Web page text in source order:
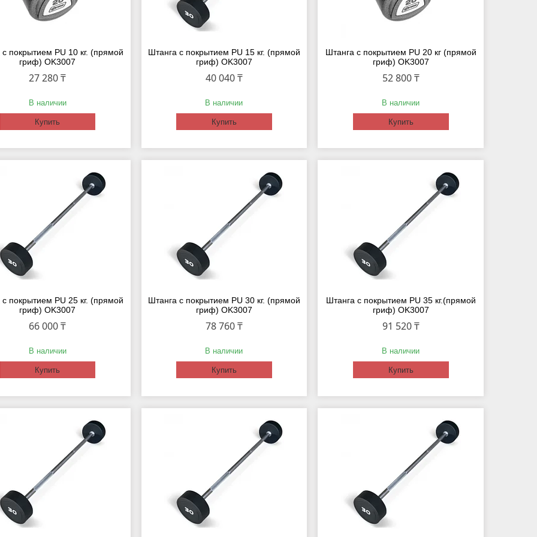
покрытием PU 10 кг. (прямой
гриф) OK3007
27 280 ₸
В наличии
Купить
Штанга с покрытием PU 15 кг. (прямой
гриф) OK3007
40 040 ₸
В наличии
Купить
Штанга с покрытием PU 20 кг (прямой
гриф) OK3007
52 800 ₸
В наличии
Купить
покрытием PU 25 кг. (прямой
гриф) OK3007
66 000 ₸
В наличии
Купить
Штанга с покрытием PU 30 кг. (прямой
гриф) OK3007
78 760 ₸
В наличии
Купить
Штанга с покрытием PU 35 кг.(прямой
гриф) OK3007
91 520 ₸
В наличии
Купить